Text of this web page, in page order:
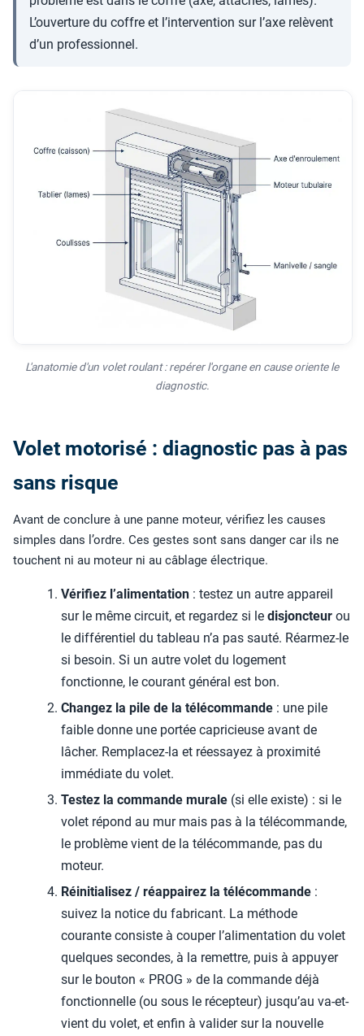
L’ouverture du coffre et l’intervention sur l’axe relèvent
d’un professionnel.
L'anatomie d'un volet roulant : repérer l'organe en cause oriente le
diagnostic.
Volet motorisé : diagnostic pas à pas
sans risque
Avant de conclure à une panne moteur, vérifiez les causes
simples dans l’ordre. Ces gestes sont sans danger car ils ne
touchent ni au moteur ni au câblage électrique.
Vérifiez l’alimentation : testez un autre appareil
sur le même circuit, et regardez si ledisjoncteur ou
le différentiel du tableau n’a pas sauté. Réarmez-le
si besoin. Si un autre volet du logement
fonctionne, le courant général est bon.
Changez la pile de la télécommande : une pile
faible donne une portée capricieuse avant de
lâcher. Remplacez-la et réessayez à proximité
immédiate du volet.
Testez la commande murale (si elle existe) : si le
volet répond au mur mais pas à la télécommande,
le problème vient de la télécommande, pas du
moteur.
Réinitialisez / réappairez la télécommande :
suivez la notice du fabricant. La méthode
courante consiste à couper l’alimentation du volet
quelques secondes, à la remettre, puis à appuyer
sur le bouton « PROG » de la commande déjà
fonctionnelle (ou sous le récepteur) jusqu’au va-et-
vient du volet, et enfin à valider sur la nouvelle